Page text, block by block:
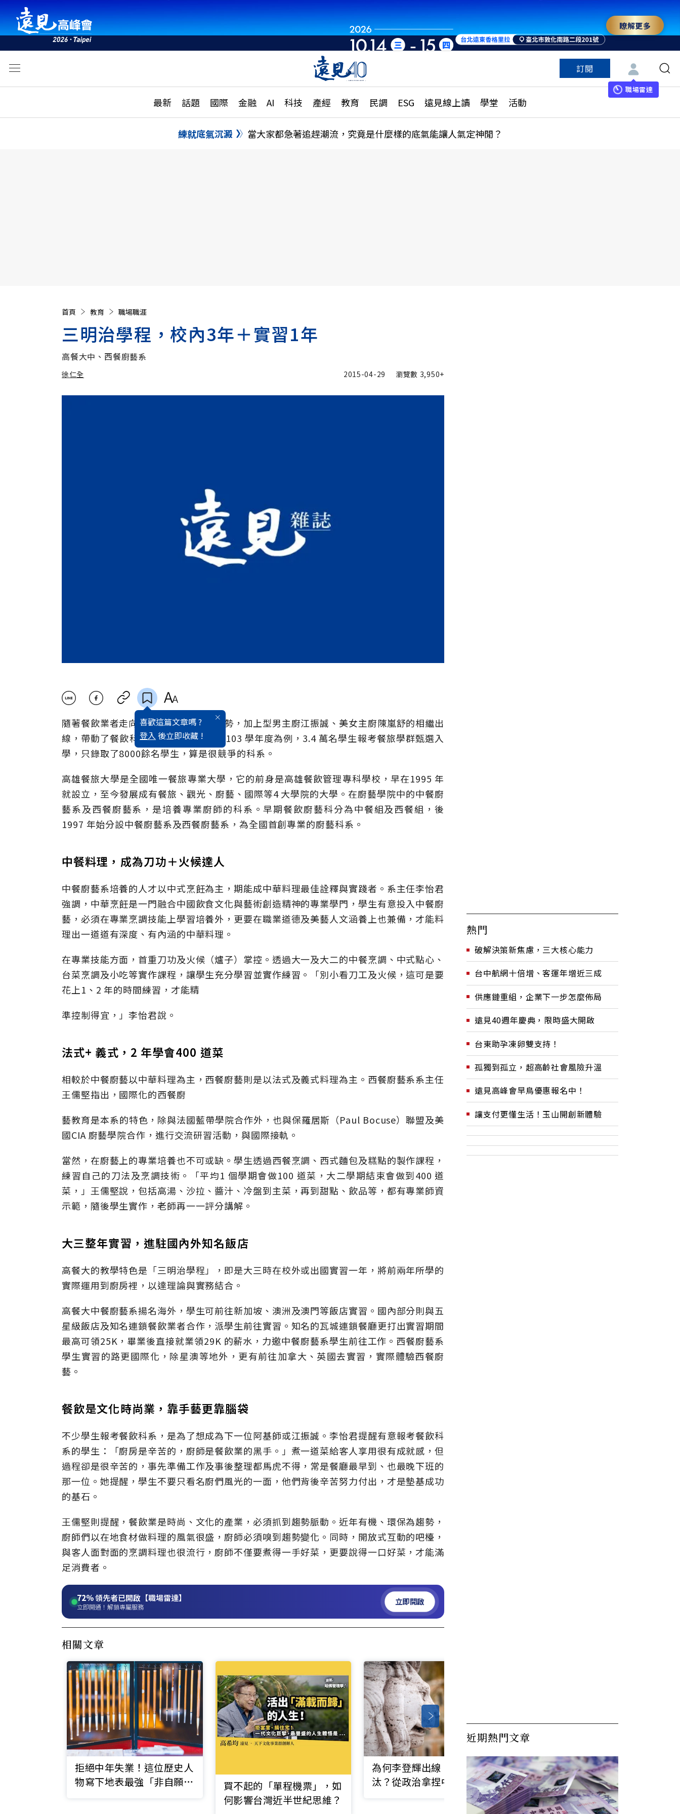
瞭解更多
訂閱
職場雷達
最新 話題 國際 金融 AI 科技 產經 教育 民調 ESG 遠見線上讀 學堂 活動
活動
話題
國際
特輯
大學升學、職涯攻略
縣市施政調查全解析
民調
更多訂閱方案
特色頻道
練就底氣沉澱 當大家都急著追趕潮流，究竟是什麼樣的底氣能讓人氣定神閒？
首頁 教育 職場職涯
三明治學程，校內3年＋實習1年
高餐大中、西餐廚藝系
徐仁全 2015-04-29 瀏覽數 3,950+
喜歡這篇文章嗎 ?
登入 後立即收藏 !
隨著餐飲業者走向連鎖化、國際化的趨勢，加上型男主廚江振誠、美女主廚陳嵐舒的相繼出
線，帶動了餐飲科系近年招生爆滿。以103 學年度為例，3.4 萬名學生報考餐旅學群甄選入
學，只錄取了8000餘名學生，算是很競爭的科系。
高雄餐旅大學是全國唯一餐旅專業大學，它的前身是高雄餐飲管理專科學校，早在1995 年
就設立，至今發展成有餐旅、觀光、廚藝、國際等4 大學院的大學。在廚藝學院中的中餐廚
藝系及西餐廚藝系，是培養專業廚師的科系。早期餐飲廚藝科分為中餐組及西餐組，後
1997 年始分設中餐廚藝系及西餐廚藝系，為全國首創專業的廚藝科系。
中餐料理，成為刀功＋火候達人
中餐廚藝系培養的人才以中式烹飪為主，期能成中華料理最佳詮釋與實踐者。系主任李怡君
強調，中華烹飪是一門融合中國飲食文化與藝術創造精神的專業學門，學生有意投入中餐廚
藝，必須在專業烹調技能上學習培養外，更要在職業道德及美藝人文涵養上也兼備，才能料
理出一道道有深度、有內涵的中華料理。
在專業技能方面，首重刀功及火候（爐子）掌控。透過大一及大二的中餐烹調、中式點心、
台菜烹調及小吃等實作課程，讓學生充分學習並實作練習。「別小看刀工及火候，這可是要
花上1、2 年的時間練習，才能精
準控制得宜，」李怡君說。
法式+ 義式，2 年學會400 道菜
相較於中餐廚藝以中華料理為主，西餐廚藝則是以法式及義式料理為主。西餐廚藝系系主任
王儒堅指出，國際化的西餐廚
藝教育是本系的特色，除與法國藍帶學院合作外，也與保羅居斯（Paul Bocuse）聯盟及美
國CIA 廚藝學院合作，進行交流研習活動，與國際接軌。
當然，在廚藝上的專業培養也不可或缺。學生透過西餐烹調、西式麵包及糕點的製作課程，
練習自己的刀法及烹調技術。「平均1 個學期會做100 道菜，大二學期結束會做到400 道
菜，」王儒堅說，包括高湯、沙拉、醬汁、冷盤到主菜，再到甜點、飲品等，都有專業師資
示範，隨後學生實作，老師再一一評分講解。
大三整年實習，進駐國內外知名飯店
高餐大的教學特色是「三明治學程」，即是大三時在校外或出國實習一年，將前兩年所學的
實際運用到廚房裡，以達理論與實務結合。
高餐大中餐廚藝系揚名海外，學生可前往新加坡、澳洲及澳門等飯店實習。國內部分則與五
星級飯店及知名連鎖餐飲業者合作，派學生前往實習。知名的瓦城連鎖餐廳更打出實習期間
最高可領25K，畢業後直接就業領29K 的薪水，力邀中餐廚藝系學生前往工作。西餐廚藝系
學生實習的路更國際化，除星澳等地外，更有前往加拿大、英國去實習，實際體驗西餐廚
藝。
餐飲是文化時尚業，靠手藝更靠腦袋
不少學生報考餐飲科系，是為了想成為下一位阿基師或江振誠。李怡君提醒有意報考餐飲科
系的學生：「廚房是辛苦的，廚師是餐飲業的黑手。」煮一道菜給客人享用很有成就感，但
過程卻是很辛苦的，事先準備工作及事後整理都馬虎不得，常是餐廳最早到、也最晚下班的
那一位。她提醒，學生不要只看名廚們風光的一面，他們背後辛苦努力付出，才是墊基成功
的基石。
王儒堅則提醒，餐飲業是時尚、文化的產業，必須抓到趨勢脈動。近年有機、環保為趨勢，
廚師們以在地食材做料理的風氣很盛，廚師必須嗅到趨勢變化。同時，開放式互動的吧檯，
與客人面對面的烹調料理也很流行，廚師不僅要煮得一手好菜，更要說得一口好菜，才能滿
足消費者。
72%領先者已開啟【職場雷達】
立即開通！解鎖專屬服務
立即開啟
相關文章
拒絕中年失業！這位歷史人
物寫下地表最強「非自願離
買不起的「單程機票」，如
何影響台灣近半世紀思維？
為何李登輝出線，林洋港淘
汰？從政治拿捏中學習領導
A經理來3年、能力強；B經
理待10年、沒功勞也有苦
勞！最後位子給了誰？
熱門
破解決策新焦慮，三大核心能力
台中航網十倍增、客運年增近三成
供應鏈重組，企業下一步怎麼佈局
遠見40週年慶典，限時盛大開啟
台東助孕凍卵雙支持！
孤獨到孤立，超高齡社會風險升溫
遠見高峰會早鳥優惠報名中！
讓支付更懂生活！玉山開創新體驗
近期熱門文章